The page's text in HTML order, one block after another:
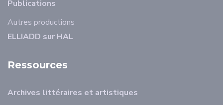
Publications
Autres productions
ELLIADD sur HAL
Ressources
Archives littéraires et artistiques